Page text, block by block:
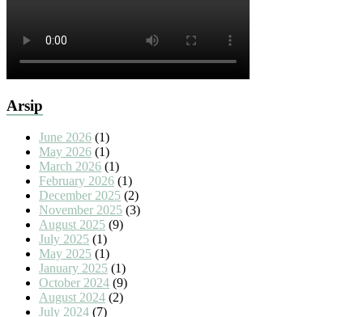
Arsip
June 2026 (1)
May 2026 (1)
March 2026 (1)
February 2026 (1)
December 2025 (2)
November 2025 (3)
August 2025 (9)
July 2025 (1)
May 2025 (1)
January 2025 (1)
October 2024 (9)
August 2024 (2)
July 2024 (7)